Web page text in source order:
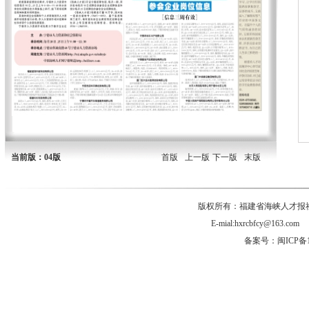
当前版：04版 首版 上一版 下一版 末版
版权所有：福建省海峡人才
E-
备案号：闽ICP备